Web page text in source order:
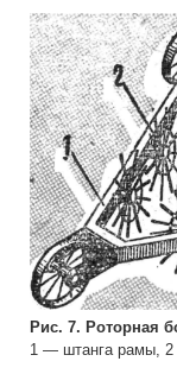
Рис. 7. Роторная
1 — штанга рамы, 2